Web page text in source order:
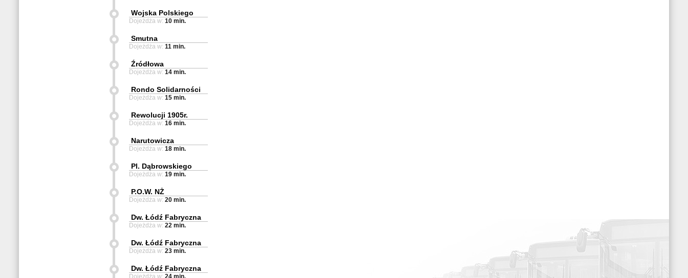
Wojska Polskiego
Dojeżdża w: 10 min.
Smutna
Dojeżdża w: 11 min.
Źródłowa
Dojeżdża w: 14 min.
Rondo Solidarności
Dojeżdża w: 15 min.
Rewolucji 1905r.
Dojeżdża w: 16 min.
Narutowicza
Dojeżdża w: 18 min.
Pl. Dąbrowskiego
Dojeżdża w: 19 min.
P.O.W. NŻ
Dojeżdża w: 20 min.
Dw. Łódź Fabryczna
Dojeżdża w: 22 min.
Dw. Łódź Fabryczna
Dojeżdża w: 23 min.
Dw. Łódź Fabryczna
Dojeżdża w: 24 min.